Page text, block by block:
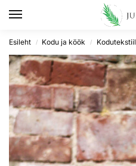
Esileht / Kodu ja köök / Kodutekstiil